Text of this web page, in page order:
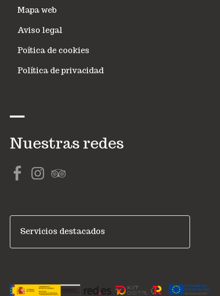
Mapa web
Aviso legal
Poítica de cookies
Política de privacidad
Nuestras redes